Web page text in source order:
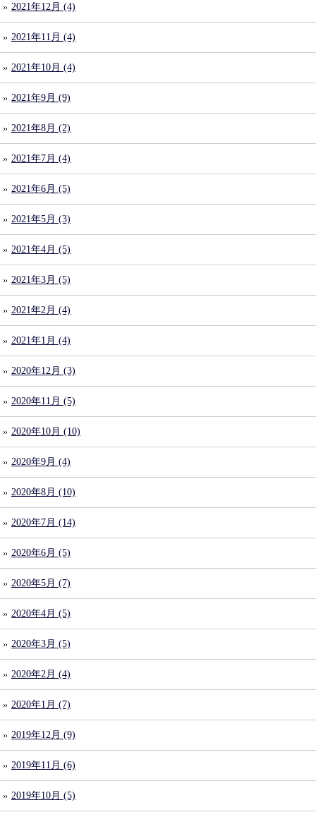
2021年12月 (4)
2021年11月 (4)
2021年10月 (4)
2021年9月 (9)
2021年8月 (2)
2021年7月 (4)
2021年6月 (5)
2021年5月 (3)
2021年4月 (5)
2021年3月 (5)
2021年2月 (4)
2021年1月 (4)
2020年12月 (3)
2020年11月 (5)
2020年10月 (10)
2020年9月 (4)
2020年8月 (10)
2020年7月 (14)
2020年6月 (5)
2020年5月 (7)
2020年4月 (5)
2020年3月 (5)
2020年2月 (4)
2020年1月 (7)
2019年12月 (9)
2019年11月 (6)
2019年10月 (5)